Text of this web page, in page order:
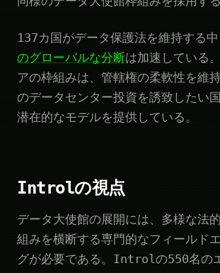
137カ国がデータ保護法を維持する中
のグローバルな分断は加速している
アの枠組みは、管轄権の柔軟性を維
のデータセンター投資を誘致したい
潜在的なモデルを提供している。
Introlの視点
データ大使館の展開には、多様な法
組みを横断する専門的なフィールド
グが必要である。Introlの550名のエ